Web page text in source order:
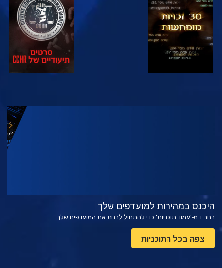
צפה צפה
בדוק את הסדרה
היכנס במהירות למועדפים שלך
בחר + מ-'עמוד תוכניות' כדי להתחיל לבנות את המועדפים שלך
צפה בכל התוכניות